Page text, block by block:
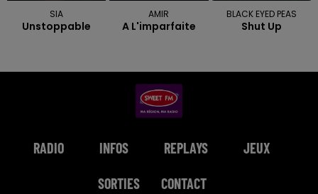
SIA
Unstoppable
AMIR
A L'imparfaite
BLACK EYED PEAS
Shut Up
RADIO INFOS REPLAYS JEUX
SORTIES CONTACT